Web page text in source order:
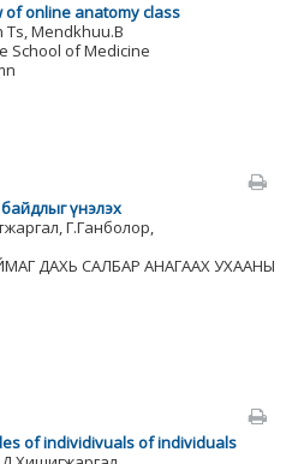
of online anatomy class
Mendkhuu.B
School of Medicine
байдлыг үнэлэх
Г.Ганболор,
ДАХЬ САЛБАР АНАГААХ УХААНЫ
of individivuals of individuals